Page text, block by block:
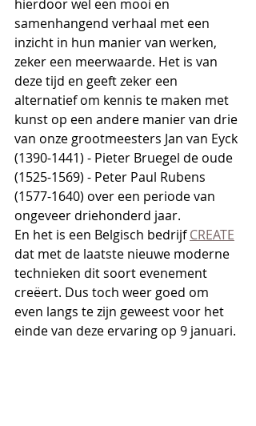
hierdoor wel een mooi en
samenhangend verhaal met een
inzicht in hun manier van werken,
zeker een meerwaarde. Het is van
deze tijd en geeft zeker een
alternatief om kennis te maken met
kunst op een andere manier van drie
van onze grootmeesters Jan van Eyck
(1390-1441) - Pieter Bruegel de oude
(1525-1569) - Peter Paul Rubens
(1577-1640) over een periode van
ongeveer driehonderd jaar.
En het is een Belgisch bedrijf CREATE
dat met de laatste nieuwe moderne
technieken dit soort evenement
creëert. Dus toch weer goed om
even langs te zijn geweest voor het
einde van deze ervaring op 9 januari.